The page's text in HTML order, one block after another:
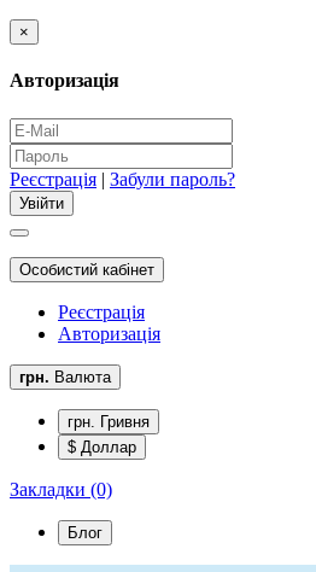
×
Авторизація
Реєстрація | Забули пароль?
Особистий кабінет
Реєстрація
Авторизація
грн. Валюта
грн. Гривня
$ Доллар
Закладки (0)
Блог